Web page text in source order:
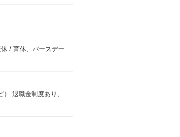
/ 育休、バースデー
退職金制度あり、